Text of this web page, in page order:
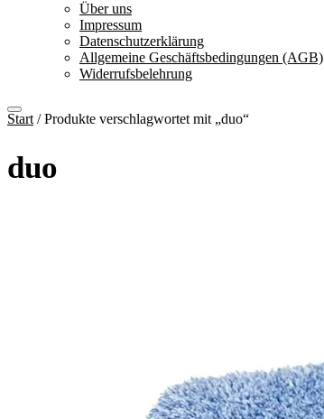
Über uns
Impressum
Datenschutzerklärung
Allgemeine Geschäftsbedingungen (AGB)
Widerrufsbelehrung
Start / Produkte verschlagwortet mit „duo“
duo